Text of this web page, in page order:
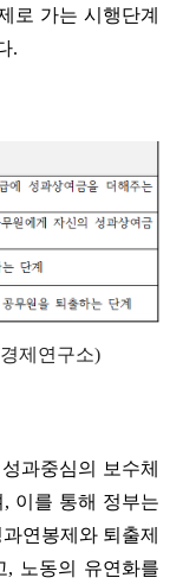
로 가는 시행단계
.
제연구소)
과중심의 보수체
, 이를 통해 정부는
과연봉제와 퇴출제
, 노동의 유연화를